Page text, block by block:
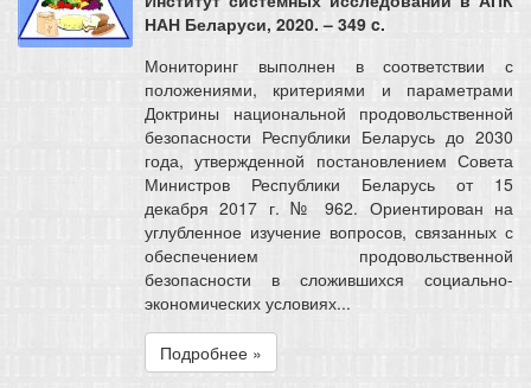
НАН Беларуси, 2020. – 349 c.
Мониторинг выполнен в соответствии с
положениями, критериями и параметрами
Доктрины национальной продовольственной
безопасности Республики Беларусь до 2030
года, утвержденной постановлением Совета
Министров Республики Беларусь от 15
декабря 2017 г. № 962. Ориентирован на
углубленное изучение вопросов, связанных с
обеспечением продовольственной
безопасности в сложившихся социально-
экономических условиях...
Подробнее »